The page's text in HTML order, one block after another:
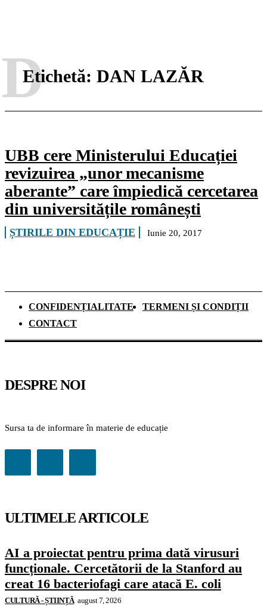
Etichetă: DAN LAZĂR
D
UBB cere Ministerului Educației
revizuirea „unor mecanisme
aberante” care împiedică cercetarea
din universitățile românești
ȘTIRILE DIN EDUCAȚIE Iunie 20, 2017
CONFIDENȚIALITATE
TERMENI ȘI CONDIȚII
CONTACT
DESPRE NOI
Sursa ta de informare în materie de educație
ULTIMELE ARTICOLE
AI a proiectat pentru prima dată virusuri
funcționale. Cercetătorii de la Stanford au
creat 16 bacteriofagi care atacă E. coli
CULTURĂ - ȘTIINȚĂ august 7, 2026